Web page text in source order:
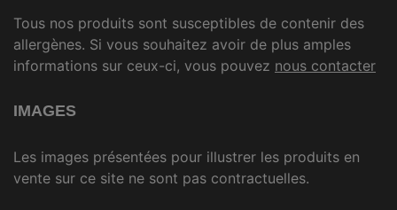
Tous nos produits sont susceptibles de contenir des
allergènes. Si vous souhaitez avoir de plus amples
informations sur ceux-ci, vous pouvez nous contacter
IMAGES
Les images présentées pour illustrer les produits en
vente sur ce site ne sont pas contractuelles.